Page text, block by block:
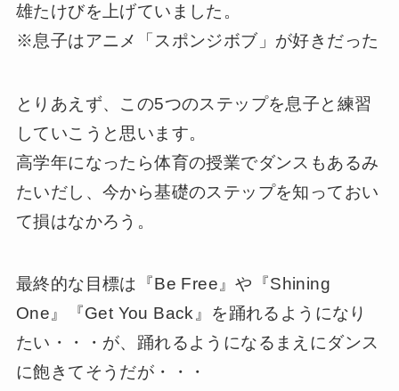
雄たけびを上げていました。
※息子はアニメ「スポンジボブ」が好きだった
とりあえず、この5つのステップを息子と練習
していこうと思います。
高学年になったら体育の授業でダンスもあるみ
たいだし、今から基礎のステップを知っておい
て損はなかろう。
最終的な目標は『Be Free』や『Shining
One』『Get You Back』を踊れるようになり
たい・・・が、踊れるようになるまえにダンス
に飽きてそうだが・・・